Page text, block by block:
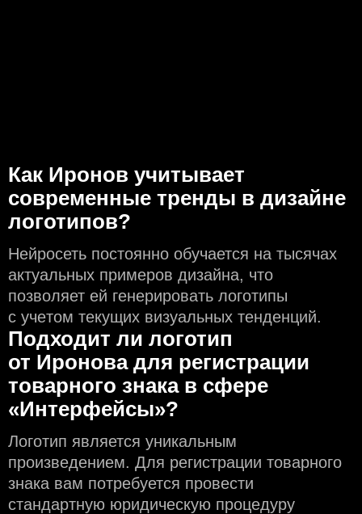
Как Иронов учитывает
современные тренды в дизайне
логотипов?
Нейросеть постоянно обучается на тысячах
актуальных примеров дизайна, что
позволяет ей генерировать логотипы
с учeтом текущих визуальных тенденций.
Подходит ли логотип
от Иронова для регистрации
товарного знака в сфере
«Интерфейсы»?
Логотип является уникальным
произведением. Для регистрации товарного
знака вам потребуется провести
стандартную юридическую процедуру